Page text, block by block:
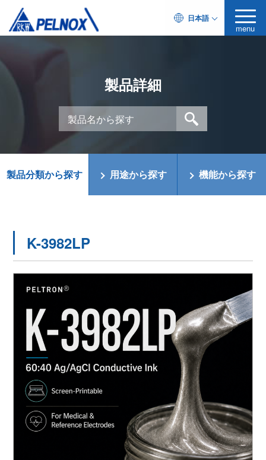
日本語
menu
製品詳細
製品分類から探す 用途から探す 機能から探す
K-3982LP